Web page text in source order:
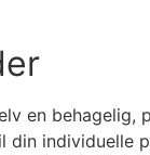
en behagelig,
din